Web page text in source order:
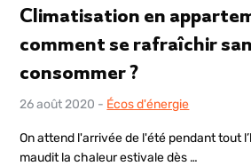
Climatisation en
comment se rafraîchir
consommer ?
26 août 2020 - Écos d'énergie
On attend l'arrivée de l'été pendant tout
maudit la chaleur estivale dès …